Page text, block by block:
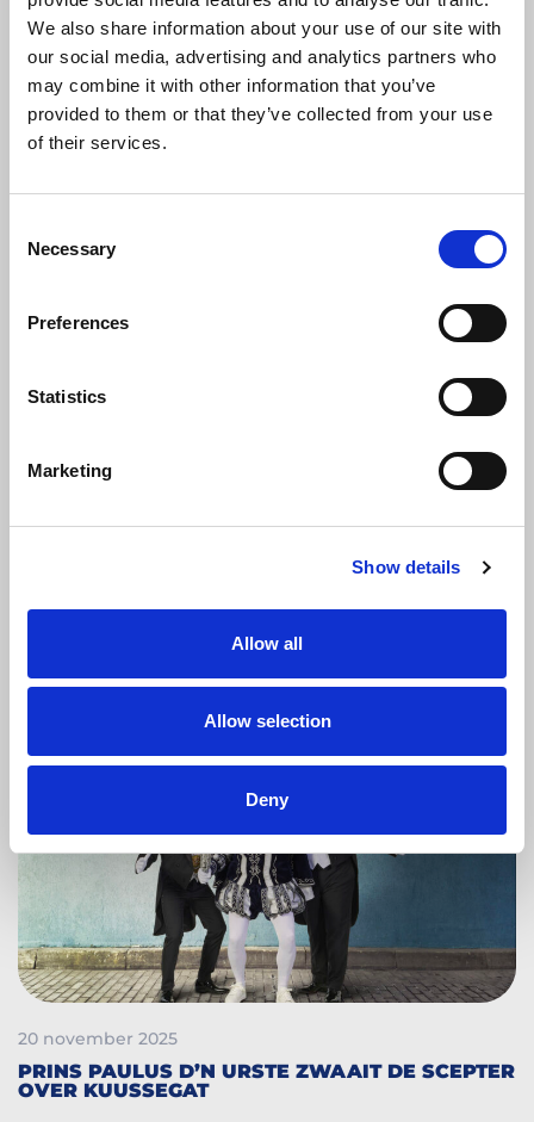
We also share information about your use of our site with
our social media, advertising and analytics partners who
may combine it with other information that you’ve
provided to them or that they’ve collected from your use
of their services.
Selection
Necessary
Preferences
Statistics
Marketing
Show details
Allow all
Allow selection
Deny
NIEUWSBERICHTEN
Wij zijn trots op onze nieuwste samenwerking. Een
20 november 2025
PRINS PAULUS D’N URSTE ZWAAIT DE SCEPTER
OVER KUUSSEGAT